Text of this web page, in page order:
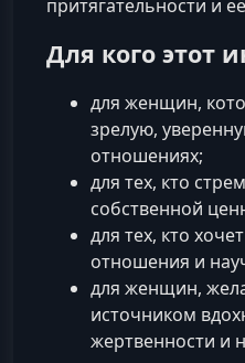
притягательности и
Для кого этот
для женщин,
зрелую,
отношениях;
для тех, кто
собственной
для тех, кто
отношения и
для женщин,
источником
жертвенности и